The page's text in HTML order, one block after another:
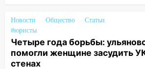
11:12
Соцсети: на Рябикова
врезался в забор
10:27 Где есть бензин в
днем 6 августа: список АЗС
Новости Общество
Статьи
#юристы
Четыре года борьбы:
помогли женщине засудить
стенах